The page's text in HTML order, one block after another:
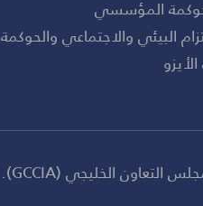
المؤسسي
البيئي والاجتماعي والحوكمة